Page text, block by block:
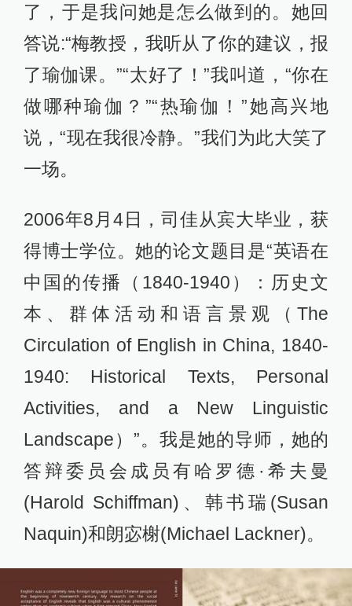
了，于是我问她是怎么做到的。她回
答说:“梅教授，我听从了你的建议，报
了瑜伽课。”“太好了！”我叫道，“你在
做哪种瑜伽？”“热瑜伽！”她高兴地
说，“现在我很冷静。”我们为此大笑了
一场。
2006年8月4日，司佳从宾大毕业，获
得博士学位。她的论文题目是“英语在
中国的传播（1840-1940）：历史文
本、群体活动和语言景观（The
Circulation of English in China, 1840-
1940: Historical Texts, Personal
Activities, and a New Linguistic
Landscape）”。我是她的导师，她的
答辩委员会成员有哈罗德·希夫曼
(Harold Schiffman)、韩书瑞(Susan
Naquin)和朗宓榭(Michael Lackner)。